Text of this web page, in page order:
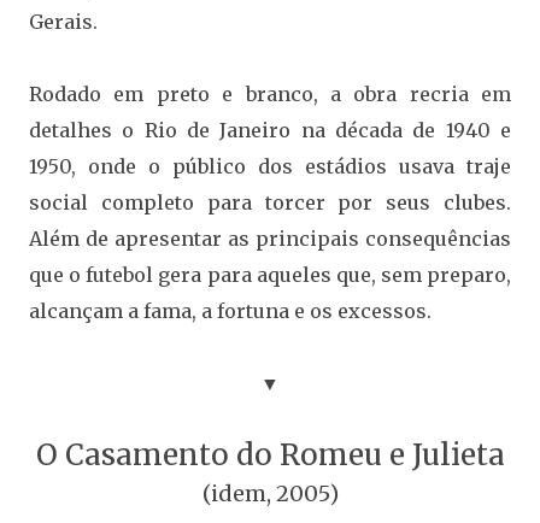
Gerais.
Rodado em preto e branco, a obra recria em
detalhes o Rio de Janeiro na década de 1940 e
1950, onde o público dos estádios usava traje
social completo para torcer por seus clubes.
Além de apresentar as principais consequências
que o futebol gera para aqueles que, sem preparo,
alcançam a fama, a fortuna e os excessos.
▼
O Casamento do Romeu e Julieta
(idem, 2005)